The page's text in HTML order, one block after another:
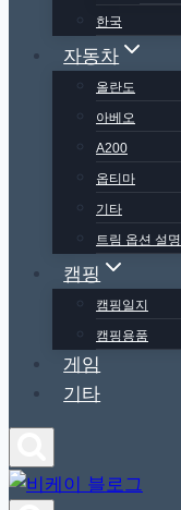
한국
자동차
올란도
아베오
A200
옵티마
기타
트림 옵션 설명
캠핑
캠핑일지
캠핑용품
게임
기타